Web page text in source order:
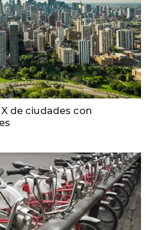
de ciudades con